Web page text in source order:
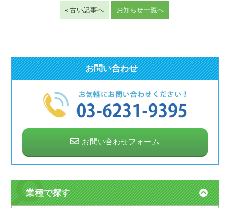
« 古い記事へ お知らせ一覧へ
お問い合わせ
お問い合わせフォーム
業種で探す